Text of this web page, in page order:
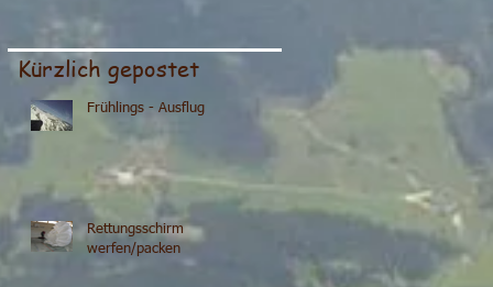
Kürzlich gepostet
Frühlings - Ausflug
Rettungsschirm
werfen/packen